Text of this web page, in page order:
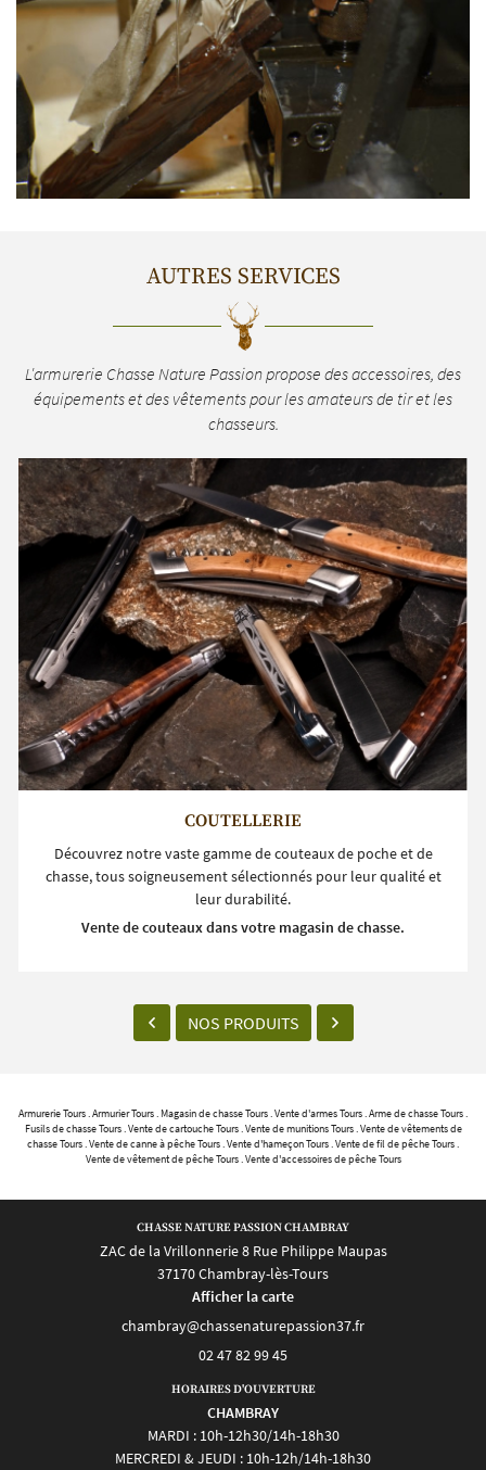
AUTRES SERVICES
L'armurerie Chasse Nature Passion propose des accessoires, des
équipements et des vêtements pour les amateurs de tir et les
chasseurs.
COUTELLERIE
Découvrez notre vaste gamme de couteaux de poche et de
chasse, tous soigneusement sélectionnés pour leur qualité et
leur durabilité.
Vente de couteaux dans votre magasin de chasse.
NOS PRODUITS
Armurerie Tours . Armurier Tours . Magasin de chasse Tours . Vente d'armes Tours . Arme de chasse Tours .
Fusils de chasse Tours . Vente de cartouche Tours . Vente de munitions Tours . Vente de vêtements de
chasse Tours . Vente de canne à pêche Tours . Vente d'hameçon Tours . Vente de fil de pêche Tours .
Vente de vêtement de pêche Tours . Vente d'accessoires de pêche Tours
CHASSE NATURE PASSION CHAMBRAY
ZAC de la Vrillonnerie 8 Rue Philippe Maupas
37170 Chambray-lès-Tours
Afficher la carte
02 47 82 99 45
HORAIRES D'OUVERTURE
CHAMBRAY
MARDI : 10h-12h30/14h-18h30
MERCREDI & JEUDI : 10h-12h/14h-18h30